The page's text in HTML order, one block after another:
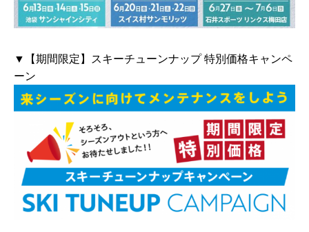
▼【期間限定】スキーチューンナップ 特別価格キャンペ
ーン